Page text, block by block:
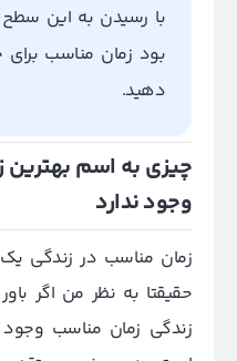
با رسیدن به این سطح
بود زمان مناسب
دهید.
چیزی به اسم بهترین
وجود ندارد
زمان مناسب در زندگی
حقیقتا به نظر من اگر
زندگی زمان مناسب وجود